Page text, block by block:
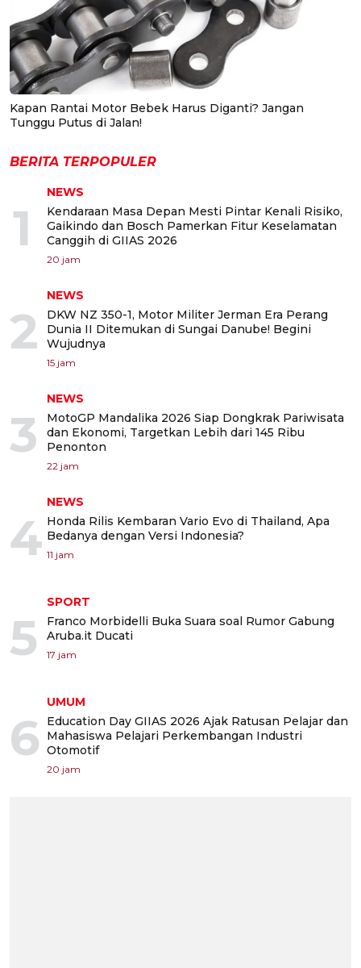
Kapan Rantai Motor Bebek Harus Diganti? Jangan
Tunggu Putus di Jalan!
BERITA TERPOPULER
1
NEWS
Kendaraan Masa Depan Mesti Pintar Kenali Risiko,
Gaikindo dan Bosch Pamerkan Fitur Keselamatan
Canggih di GIIAS 2026
20 jam
2
NEWS
DKW NZ 350-1, Motor Militer Jerman Era Perang
Dunia II Ditemukan di Sungai Danube! Begini
Wujudnya
15 jam
3
NEWS
MotoGP Mandalika 2026 Siap Dongkrak Pariwisata
dan Ekonomi, Targetkan Lebih dari 145 Ribu
Penonton
22 jam
4
NEWS
Honda Rilis Kembaran Vario Evo di Thailand, Apa
Bedanya dengan Versi Indonesia?
11 jam
5
SPORT
Franco Morbidelli Buka Suara soal Rumor Gabung
Aruba.it Ducati
17 jam
6
UMUM
Education Day GIIAS 2026 Ajak Ratusan Pelajar dan
Mahasiswa Pelajari Perkembangan Industri
Otomotif
20 jam